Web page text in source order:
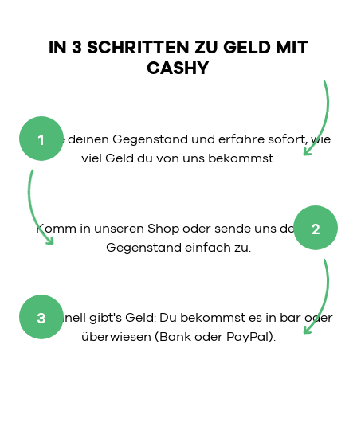
IN 3 SCHRITTEN ZU GELD MIT
CASHY
1
Wähle deinen Gegenstand und erfahre sofort, wie
viel Geld du von uns bekommst.
2
Komm in unseren Shop oder sende uns deinen
Gegenstand einfach zu.
3
So schnell gibt's Geld: Du bekommst es in bar oder
überwiesen (Bank oder PayPal).